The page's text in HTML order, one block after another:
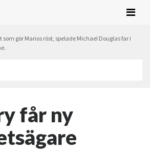
som gör Marios röst, spelade Michael Douglas far i
får ny